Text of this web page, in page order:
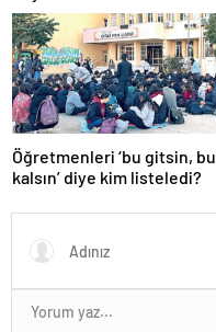
yapmayız
Öğretmenleri ‘bu gitsin, bu
kalsın’ diye kim listeledi?